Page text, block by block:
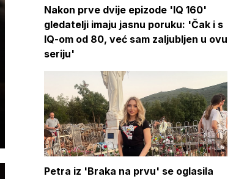
Nakon prve dvije epizode 'IQ 160'
gledatelji imaju jasnu poruku: 'Čak i s
IQ-om od 80, već sam zaljubljen u ovu
seriju'
Petra iz 'Braka na prvu' se oglasila